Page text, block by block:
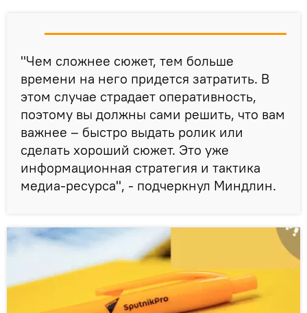
"Чем сложнее сюжет, тем больше
времени на него придется затратить. В
этом случае страдает оперативность,
поэтому вы должны сами решить, что вам
важнее – быстро выдать ролик или
сделать хороший сюжет. Это уже
информационная стратегия и тактика
медиа-ресурса", - подчеркнул Миндлин.